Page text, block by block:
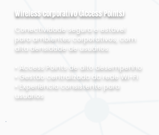
Wireless corporativo (Access Points)
Conectividade segura e estável
para ambientes corporativos, com
alta densidade de usuários.
• Access Points de alto desempenho
• Gestão centralizada da rede Wi-Fi
• Experiência consistente para
usuários